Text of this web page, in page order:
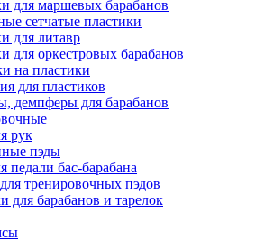
для маршевых барабанов
сетчатые пластики
для литавр
для оркестровых барабанов
на пластики
для пластиков
демпферы для барабанов
рук
пэды
педали бас-барабана
тренировочных пэдов
для барабанов и тарелок